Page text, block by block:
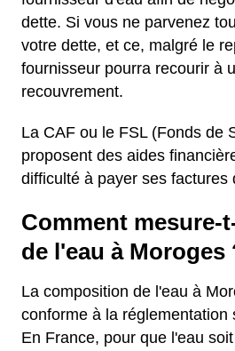
dette. Si vous ne parvenez
votre dette, et ce, malgré le
fournisseur pourra recourir à
recouvrement.
La CAF ou le FSL (Fonds de
proposent des aides
difficulté à payer ses factures
Comment mesure-
de l'eau à Moroges
La composition de l'eau à
conforme à la réglementation
En France, pour que l'eau